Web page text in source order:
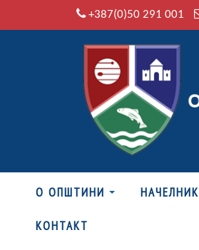
+387(0)50 291 001
О ОПШТИНИ НАЧЕЛНИК
КОНТАКТ